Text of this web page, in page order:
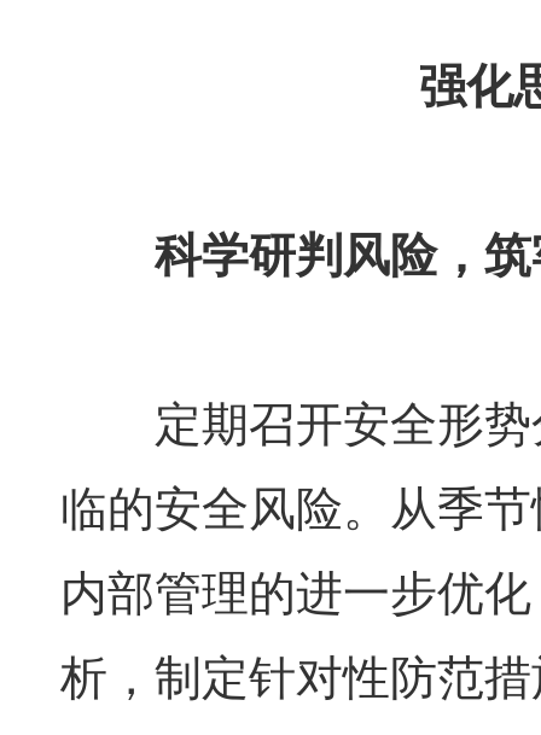
强化
科学研判风险，
定期召开安全形
临的安全风险。从季
内部管理的进一步优
析，制定针对性防范